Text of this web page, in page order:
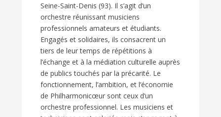
Seine-Saint-Denis (93). Il s’agit d’un
orchestre réunissant musiciens
professionnels amateurs et étudiants.
Engagés et solidaires, ils consacrent un
tiers de leur temps de répétitions à
l’échange et à la médiation culturelle auprès
de publics touchés par la précarité. Le
fonctionnement, l’ambition, et l’économie
de Philharmonicœur sont ceux d’un
orchestre professionnel. Les musiciens et